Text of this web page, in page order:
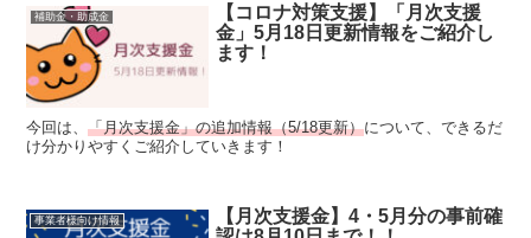
補助金・助成金
【コロナ対策支援】「月次支援
金」5月18日更新情報をご紹介し
ます！
今回は、「月次支援金」の追加情報（5/18更新）について、できるだ
け分かりやすくご紹介していきます！
事業者様向け情報
【月次支援金】4・5月分の事前確